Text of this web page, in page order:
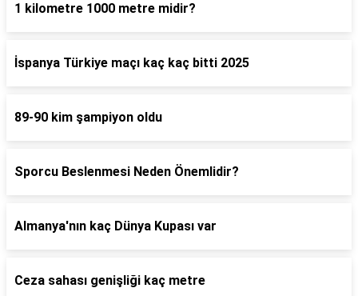
1 kilometre 1000 metre midir?
İspanya Türkiye maçı kaç kaç bitti 2025
89-90 kim şampiyon oldu
Sporcu Beslenmesi Neden Önemlidir?
Almanya'nın kaç Dünya Kupası var
Ceza sahası genişliği kaç metre